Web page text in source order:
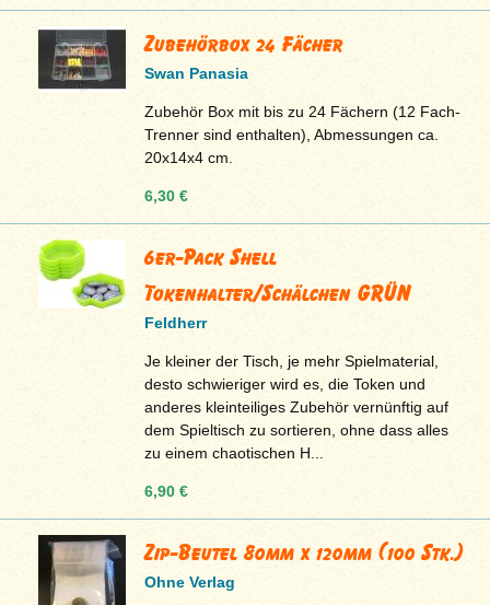
Zubehörbox 24 Fächer
Swan Panasia
Zubehör Box mit bis zu 24 Fächern (12 Fach-
Trenner sind enthalten), Abmessungen ca.
20x14x4 cm.
6,30 €
6er-Pack Shell
Tokenhalter/Schälchen GRÜN
Feldherr
Je kleiner der Tisch, je mehr Spielmaterial,
desto schwieriger wird es, die Token und
anderes kleinteiliges Zubehör vernünftig auf
dem Spieltisch zu sortieren, ohne dass alles
zu einem chaotischen H...
6,90 €
Zip-Beutel 80mm x 120mm (100 Stk.)
Ohne Verlag